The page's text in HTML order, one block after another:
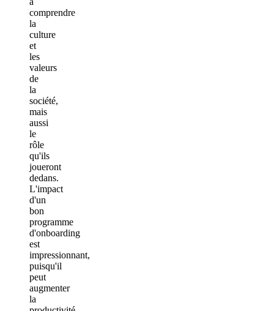
comprendre
la
culture
et
les
valeurs
de
la
société,
mais
aussi
le
rôle
qu'ils
joueront
dedans.
L'impact
d'un
bon
programme
d'onboarding
est
impressionnant,
puisqu'il
peut
augmenter
la